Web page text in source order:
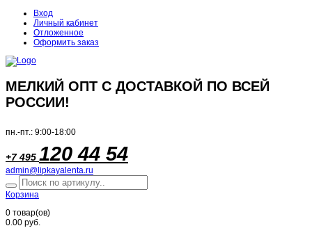
Вход
Личный кабинет
Отложенное
Оформить заказ
МЕЛКИЙ ОПТ С ДОСТАВКОЙ ПО ВСЕЙ
РОССИИ!
пн.-пт.: 9:00-18:00
+7 495 120 44 54
admin@lipkayalenta.ru
Корзина
0 товар(ов)
0.00 руб.